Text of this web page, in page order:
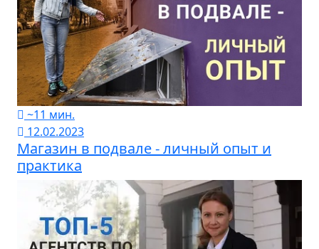
~11 мин.
12.02.2023
Магазин в подвале - личный опыт и
практика